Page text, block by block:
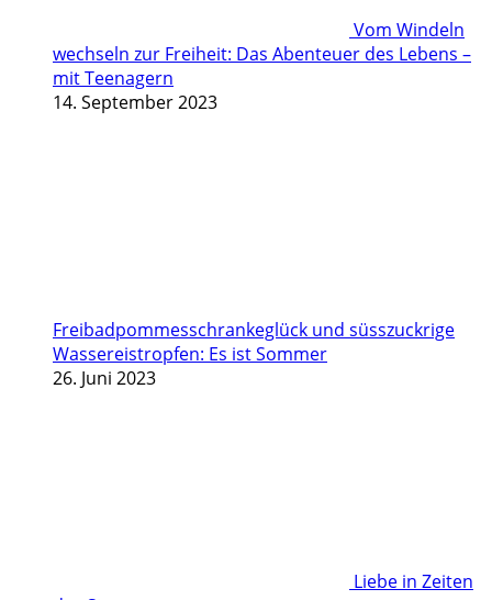
Vom Windeln
wechseln zur Freiheit: Das Abenteuer des Lebens –
mit Teenagern
14. September 2023
Freibadpommesschrankeglück und süsszuckrige
Wassereistropfen: Es ist Sommer
26. Juni 2023
Liebe in Zeiten